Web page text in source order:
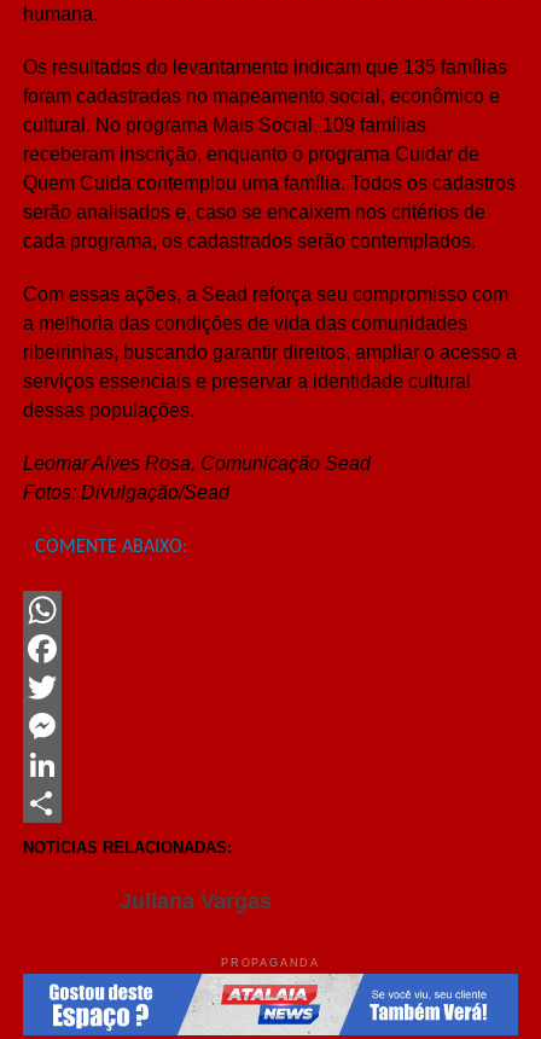
humana.
Os resultados do levantamento indicam que 135 famílias
foram cadastradas no mapeamento social, econômico e
cultural. No programa Mais Social, 109 famílias
receberam inscrição, enquanto o programa Cuidar de
Quem Cuida contemplou uma família. Todos os cadastros
serão analisados e, caso se encaixem nos critérios de
cada programa, os cadastrados serão contemplados.
Com essas ações, a Sead reforça seu compromisso com
a melhoria das condições de vida das comunidades
ribeirinhas, buscando garantir direitos, ampliar o acesso a
serviços essenciais e preservar a identidade cultural
dessas populações.
Leomar Alves Rosa, Comunicação Sead
Fotos: Divulgação/Sead
COMENTE ABAIXO:
WhatsApp
Facebook
Twitter
Messenger
LinkedIn
Share
NOTÍCIAS RELACIONADAS:
Juliana Vargas
PROPAGANDA